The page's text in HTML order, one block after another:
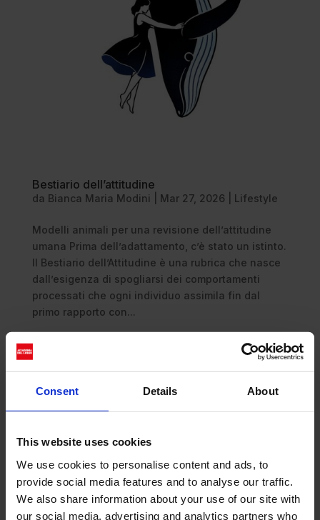
Consent Details About
This website uses cookies
We use cookies to personalise content and ads, to
provide social media features and to analyse our traffic.
We also share information about your use of our site with
our social media, advertising and analytics partners who
Bestiario dell’attitudine
da Bianca Maria Modini Mar 27, 2026 Lifestyle
Modelli animali per una revisione dell’attitudine
umana Prima dell’adattamento, c’è stato un istinto.
Il Bestiario dell’Attitudine è una rubrica che nasce
dall’esigenza di spogliarsi dei comportamenti
processati che ogni individuo assimila fin dal
primo rapporto con...